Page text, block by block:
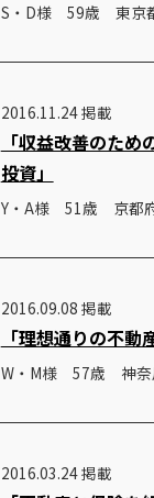
S・D様 59歳 東京
2016.11.24 掲載
「収益改善のた
投資」
Y・A様 51歳 京都
2016.09.08 掲載
「理想通りの不動
W・M様 57歳 神奈
2016.03.24 掲載